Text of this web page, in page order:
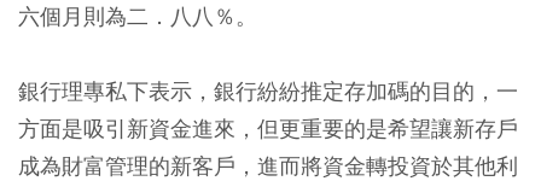
六個月則為二．八八％。
銀行理專私下表示，銀行紛紛推定存加碼的目的，一
方面是吸引新資金進來，但更重要的是希望讓新存戶
成為財富管理的新客戶，進而將資金轉投資於其他利